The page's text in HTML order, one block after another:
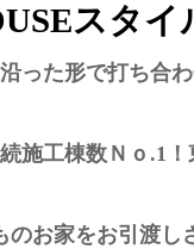
スタイ
った形で打ち合
施工棟数Ｎｏ.1
のお家をお引渡し